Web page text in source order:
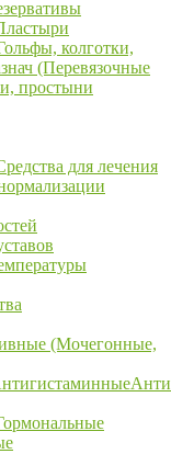
колготки,
(Перевязочные
простыни
для лечения
(Мочегонные,